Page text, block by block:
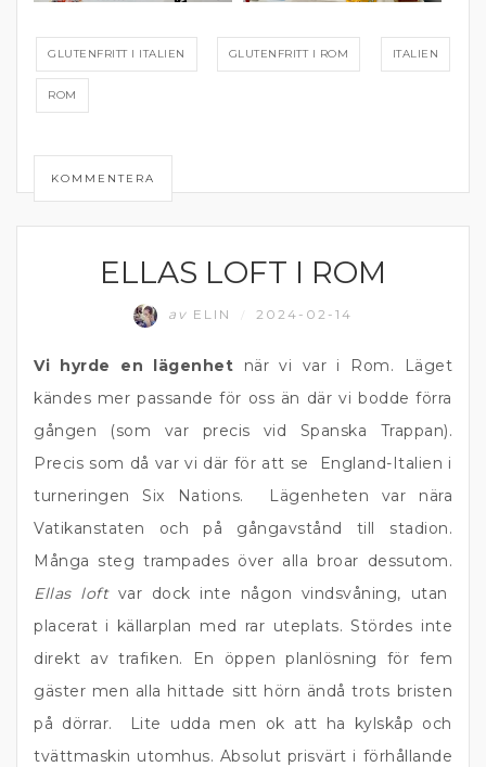
GLUTENFRITT I ITALIEN GLUTENFRITT I ROM ITALIEN
ROM
KOMMENTERA
ELLAS LOFT I ROM
av ELIN 2024-02-14
Vi hyrde en lägenhet när vi var i Rom. Läget
kändes mer passande för oss än där vi bodde förra
gången (som var precis vid Spanska Trappan).
Precis som då var vi där för att se England-Italien i
turneringen Six Nations. Lägenheten var nära
Vatikanstaten och på gångavstånd till stadion.
Många steg trampades över alla broar dessutom.
Ellas loftvar dock inte någon vindsvåning, utan
placerat i källarplan med rar uteplats. Stördes inte
direkt av trafiken. En öppen planlösning för fem
gäster men alla hittade sitt hörn ändå trots bristen
på dörrar. Lite udda men ok att ha kylskåp och
tvättmaskin utomhus. Absolut prisvärt i förhållande